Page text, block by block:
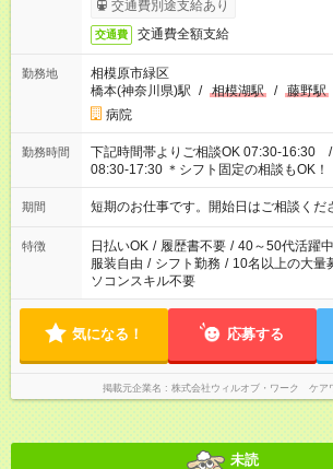
交通費別途支給あり
交通費 交通費全額支給
勤務地
相模原市緑区
橋本(神奈川県)駅 / 相模湖駅 / 藤野駅
病院
勤務時間
下記時間帯よりご相談OK 07:30-
08:30-17:30 ＊シフト固定の相談もOK！
期間 短期のお仕事です。開始日はご相談く
特徴 日払いOK / 履歴書不要 / 40～50代活躍中
服装自由 / シフト勤務 / 10名以上の大量
ソコンスキル不要
気になる！ 応募する
掲載元企業名 株式会社ウィルオブ・ワーク ケア
未読